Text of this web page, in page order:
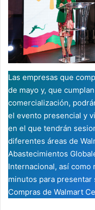
Las empresas que
de mayo y, que
comercialización,
el evento presencial y
en el que tendrán
diferentes áreas de
Abastecimientos
Internacional, así
minutos para
Compras de Walmart